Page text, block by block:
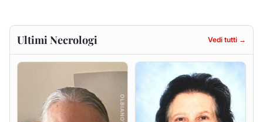
Gesuina Sanna ved. Sanna
Francesca Anna Pirina
ved. Pileri
6 agosto 2026